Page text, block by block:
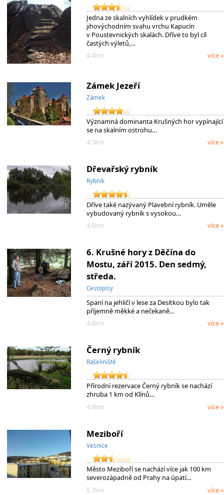
Jedna ze skalních vyhlídek v prudkém
jihovýchodním svahu vrchu Kapucín
v Poustevnických skalách. Dříve to byl cíl
častých výletů,…
4.4km
více »
Zámek Jezeří
Zámek
Významná dominanta Krušných hor vypínající
se na skalním ostrohu…
4.5km
více »
Dřevařský rybník
Rybník
Dříve také nazývaný Plavební rybník. Uměle
vybudovaný rybník s vysokou…
4.6km
více »
6. Krušné hory z Děčína do
Mostu, září 2015. Den sedmý,
středa.
Cestopisy
Spaní na jehličí v lese za Desítkou bylo tak
příjemně měkké a nečekaně…
4.8km
více »
Černý rybník
Rašeliniště
Přírodní rezervace Černý rybník se nachází
zhruba 1 km od Klínů…
4.9km
více »
Meziboří
Vesnice
Město Meziboří se nachází více jak 100 km
severozápadně od Prahy na úpatí…
5.7km
více »